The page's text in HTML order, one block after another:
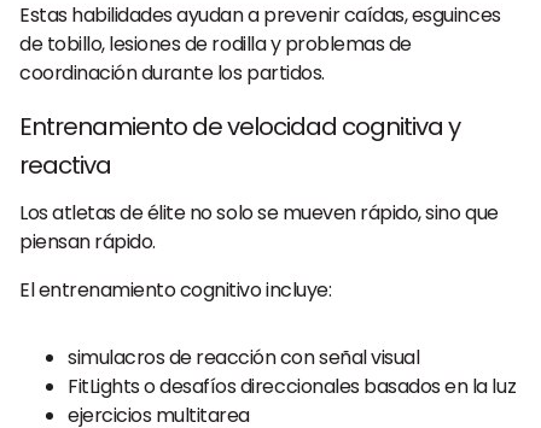
Estas habilidades ayudan a prevenir caídas, esguinces
de tobillo, lesiones de rodilla y problemas de
coordinación durante los partidos.
Entrenamiento de velocidad cognitiva y
reactiva
Los atletas de élite no solo se mueven rápido, sino que
piensan rápido.
El entrenamiento cognitivo incluye:
simulacros de reacción con señal visual
FitLights o desafíos direccionales basados en la luz
ejercicios multitarea